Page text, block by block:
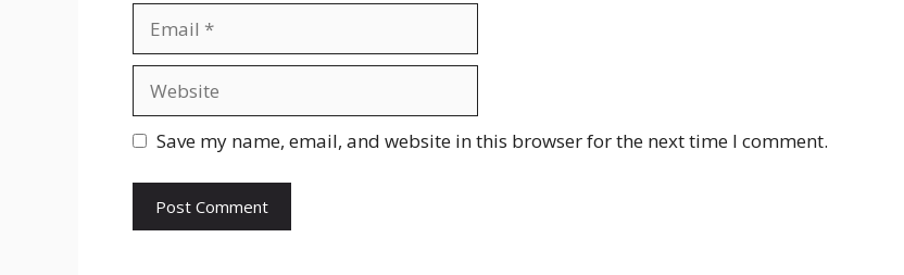
Save my name, email, and website in this browser for the next time I comment.